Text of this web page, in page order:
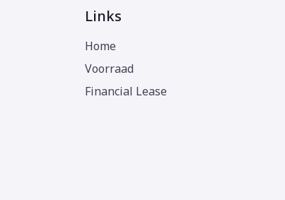
Links
Home
Voorraad
Financial Lease